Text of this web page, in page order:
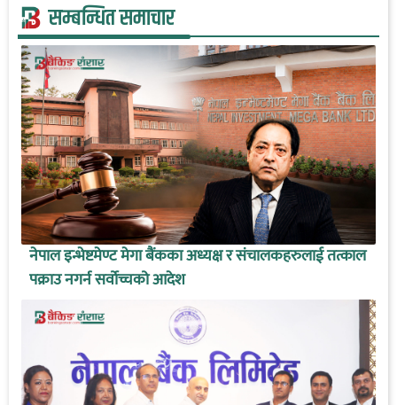
सम्बन्धित समाचार
नेपाल इन्भेष्टमेण्ट मेगा बैंकका अध्यक्ष र संचालकहरुलाई तत्काल
पक्राउ नगर्न सर्वोच्चको आदेश